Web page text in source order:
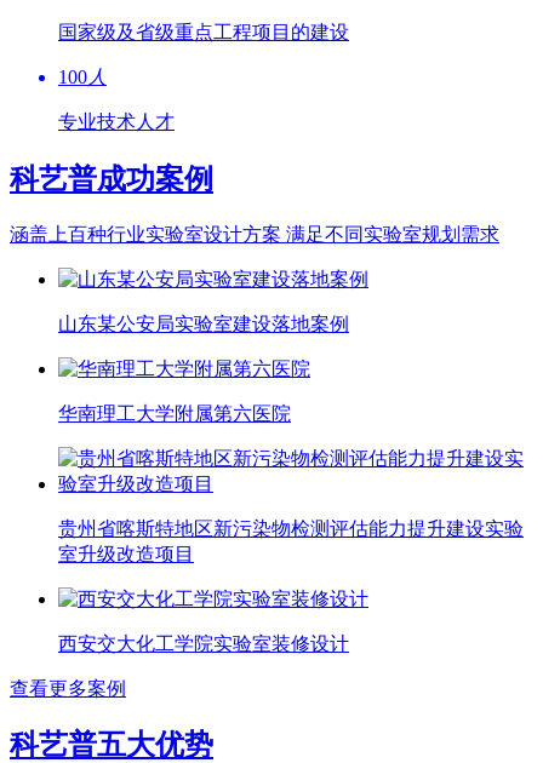
国家级及省级重点工程项目的建设
100 人
专业技术人才
科艺普成功案例
涵盖上百种行业实验室设计方案 满足不同实验室规划需求
山东某公安局实验室建设落地案例
华南理工大学附属第六医院
贵州省喀斯特地区新污染物检测评估能力提升建设实验
室升级改造项目
西安交大化工学院实验室装修设计
查看更多案例
科艺普五大优势